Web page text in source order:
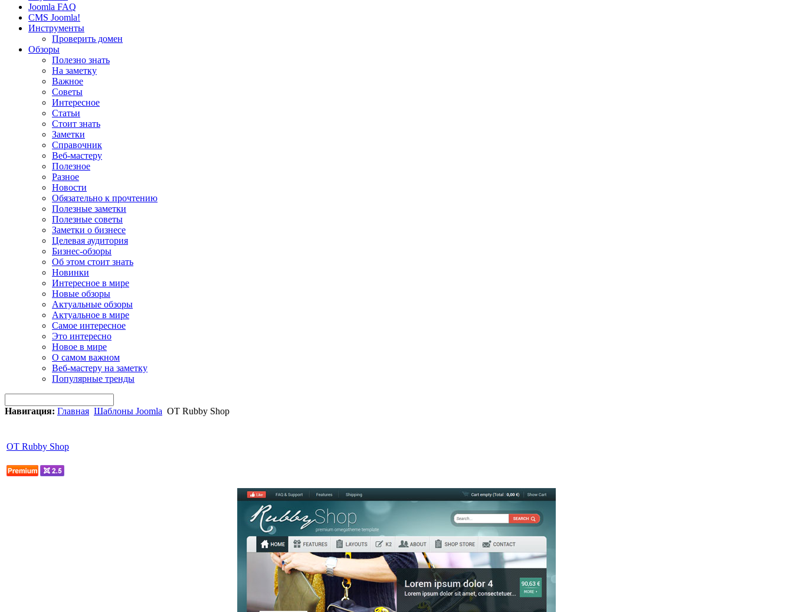
Joomla FAQ
CMS Joomla!
Инструменты
Проверить домен
Обзоры
Полезно знать
На заметку
Важное
Советы
Интересное
Статьи
Стоит знать
Заметки
Справочник
Веб-мастеру
Полезное
Разное
Новости
Обязательно к прочтению
Полезные заметки
Полезные советы
Заметки о бизнесе
Целевая аудитория
Бизнес-обзоры
Об этом стоит знать
Новинки
Интересное в мире
Новые обзоры
Актуальные обзоры
Актуальное в мире
Самое интересное
Это интересно
Новое в мире
О самом важном
Веб-мастеру на заметку
Популярные тренды
Навигация: Главная Шаблоны Joomla OT Rubby Shop
OT Rubby Shop